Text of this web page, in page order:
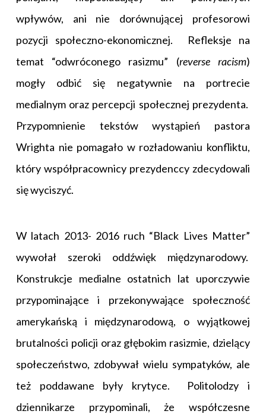
wpływów, ani nie dorównującej profesorowi
pozycji społeczno-ekonomicznej. Refleksje na
temat “odwróconego rasizmu” (reverse racism)
mogły odbić się negatywnie na portrecie
medialnym oraz percepcji społecznej prezydenta.
Przypomnienie tekstów wystąpień pastora
Wrighta nie pomagało w rozładowaniu konfliktu,
który współpracownicy prezydenccy zdecydowali
się wyciszyć.
W latach 2013- 2016 ruch “Black Lives Matter”
wywołał szeroki oddźwięk międzynarodowy.
Konstrukcje medialne ostatnich lat uporczywie
przypominające i przekonywające społeczność
amerykańską i międzynarodową, o wyjątkowej
brutalności policji oraz głębokim rasizmie, dzielący
społeczeństwo, zdobywał wielu sympatyków, ale
też poddawane były krytyce. Politolodzy i
dziennikarze przypominali, że współczesne